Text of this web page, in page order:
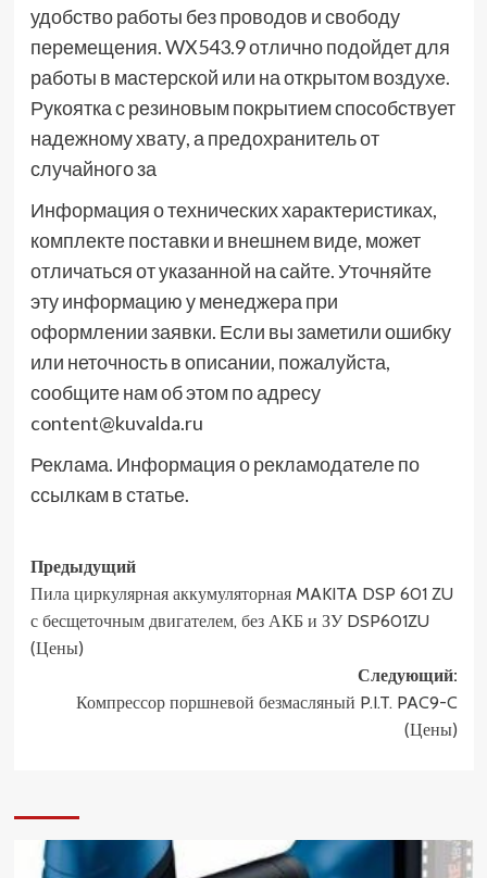
удобство работы без проводов и свободу
перемещения. WX543.9 отлично подойдет для
работы в мастерской или на открытом воздухе.
Рукоятка с резиновым покрытием способствует
надежному хвату, а предохранитель от
случайного за
Информация о технических характеристиках,
комплекте поставки и внешнем виде, может
отличаться от указанной на сайте. Уточняйте
эту информацию у менеджера при
оформлении заявки. Если вы заметили ошибку
или неточность в описании, пожалуйста,
сообщите нам об этом по адресу
content@kuvalda.ru
Реклама. Информация о рекламодателе по
ссылкам в статье.
Навигация
записи
Предыдущий
Пила циркулярная аккумуляторная MAKITA DSP 601 ZU
с бесщеточным двигателем, без АКБ и ЗУ DSP601ZU
(Цены)
Следующий:
Компрессор поршневой безмасляный P.I.T. PAC9-C
(Цены)